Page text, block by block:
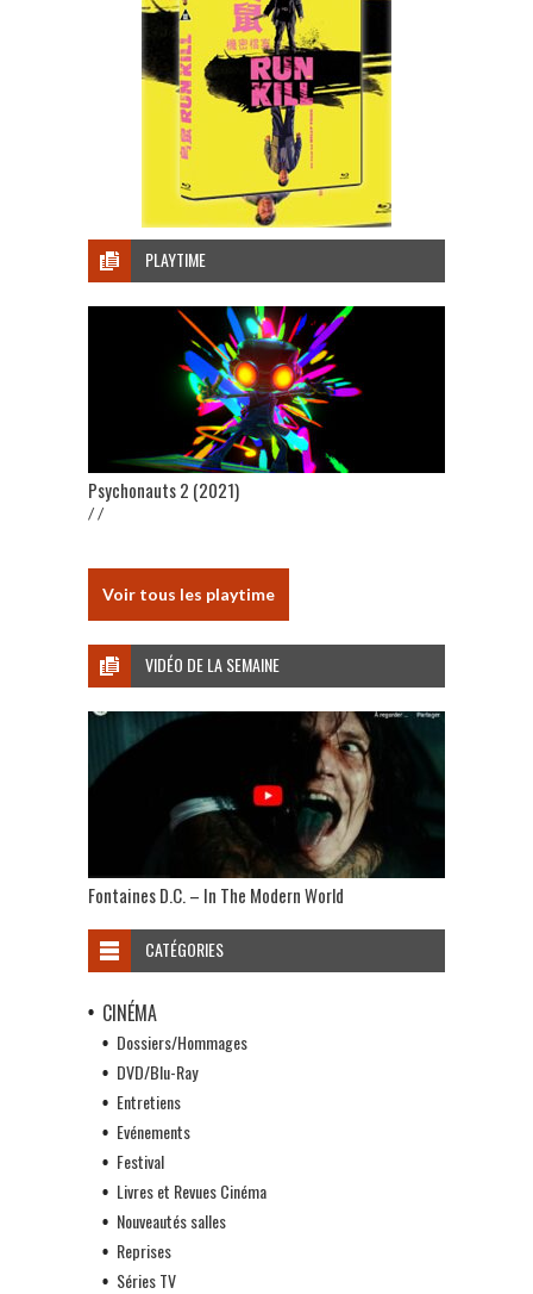
PLAYTIME
Psychonauts 2 (2021)
/ /
Voir tous les playtime
VIDÉO DE LA SEMAINE
Fontaines D.C. – In The Modern World
CATÉGORIES
CINÉMA
Dossiers/Hommages
DVD/Blu-Ray
Entretiens
Evénements
Festival
Livres et Revues Cinéma
Nouveautés salles
Reprises
Séries TV